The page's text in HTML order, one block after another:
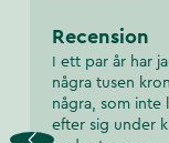
Recension
I ett par år har
några tusen
några, som inte
efter sig under